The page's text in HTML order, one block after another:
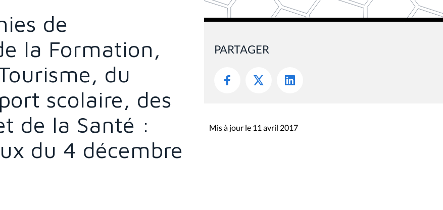
de
la Formation,
du
scolaire, des
de la Santé :
du 4 décembre
PARTAGER
Mis à jour le 11 avril 2017